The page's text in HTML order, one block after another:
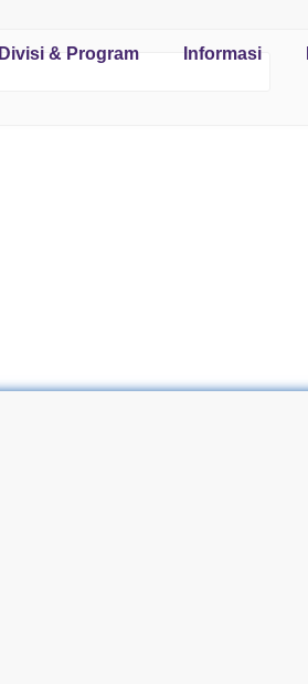
Divisi & Program Informasi